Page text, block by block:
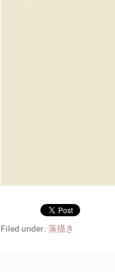
Filed under: 落描き